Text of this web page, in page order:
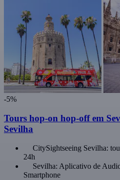
-5%
Tours hop-on hop-off em
Sevilha
CitySightseeing Sevilha:
24h
Sevilha: Aplicativo de
Smartphone